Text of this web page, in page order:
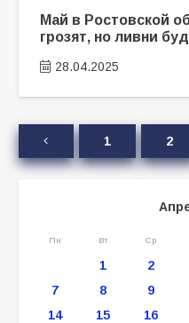
Май в Ростовской
грозят, но ливни
28.04.2025
1 2
Пн Вт Ср
1 2
7
8 9
14
15 16